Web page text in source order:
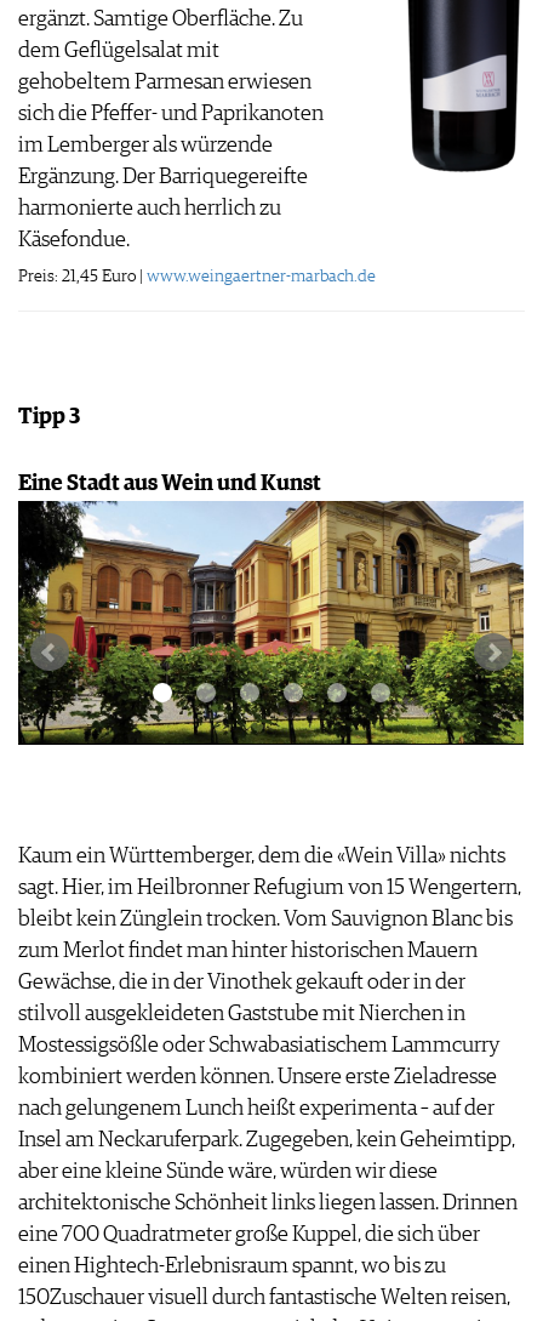
ergänzt. Samtige Oberfläche. Zu
dem Geflügelsalat mit
gehobeltem Parmesan erwiesen
sich die Pfeffer- und Paprikanoten
im Lemberger als würzende
Ergänzung. Der Barriquegereifte
harmonierte auch herrlich zu
Käsefondue.
Preis: 21,45 Euro | www.weingaertner-marbach.de
Tipp 3
Eine Stadt aus Wein und Kunst
Kaum ein Württemberger, dem die «Wein Villa» nichts
sagt. Hier, im Heilbronner Refugium von 15 Wengertern,
bleibt kein Zünglein trocken. Vom Sauvignon Blanc bis
zum Merlot findet man hinter historischen Mauern
Gewächse, die in der Vinothek gekauft oder in der
stilvoll ausgekleideten Gaststube mit Nierchen in
Mostessigsößle oder Schwabasiatischem Lammcurry
kombiniert werden können. Unsere erste Zieladresse
nach gelungenem Lunch heißt experimenta – auf der
Insel am Neckaruferpark. Zugegeben, kein Geheimtipp,
aber eine kleine Sünde wäre, würden wir diese
architektonische Schönheit links liegen lassen. Drinnen
eine 700 Quadratmeter große Kuppel, die sich über
einen Hightech-Erlebnisraum spannt, wo bis zu
150Zuschauer visuell durch fantastische Welten reisen,